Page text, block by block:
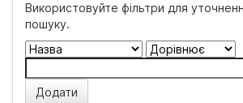
Використовуйте фільтри для
пошуку.